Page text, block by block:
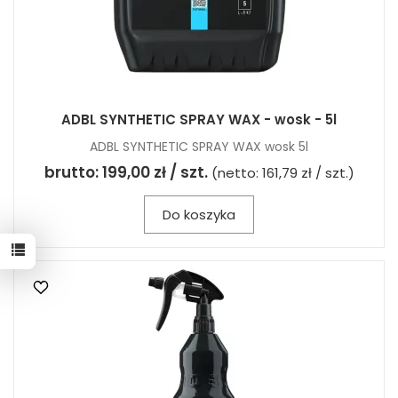
ADBL SYNTHETIC SPRAY WAX - wosk - 5l
ADBL SYNTHETIC SPRAY WAX wosk 5l
brutto:199,00 zł / szt. (netto: 161,79 zł / szt.)
Do koszyka